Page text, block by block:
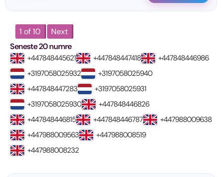
1 of 10
Next
Seneste 20 numre
+447848445621 +447848447418
+447848446986
+3197058025932
+3197058025940
+447848447283
+3197058025931
+3197058025930
+447848446826
+447848446815
+447848446787
+447988009638
+447988009563
+447988008519
+447988008232